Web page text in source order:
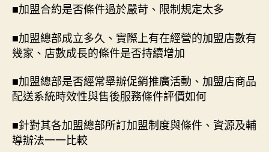
■加盟合約是否條件過於嚴苛、限制規定太多
■加盟總部成立多久、實際上有在經營的加盟店數有
幾家、店數成長的條件是否持續增加
■加盟總部是否經常舉辦促銷推廣活動、加盟店商品
配送系統時效性與售後服務條件評價如何
■針對其各加盟總部所訂加盟制度與條件、資源及輔
導辦法一一比較